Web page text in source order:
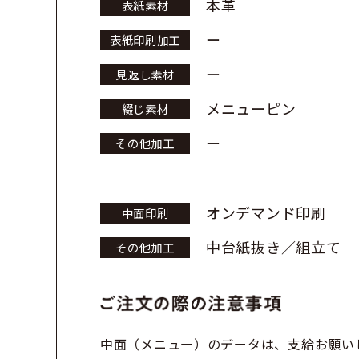
表紙素材 本革
表紙印刷加工 ー
見返し素材 ー
綴じ素材 メニューピン
その他加工 ー
中面印刷 オンデマンド印刷
その他加工 中台紙抜き／組立て
中面（メニュー）のデータは、支給お願い